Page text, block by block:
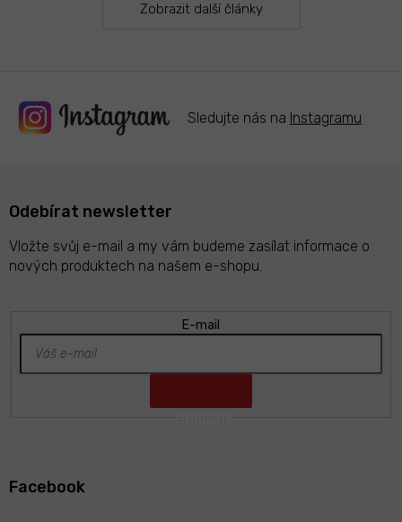
Zobrazit další články
Sledujte nás na Instagramu
Odebírat newsletter
Vložte svůj e-mail a my vám budeme zasílat informace o
nových produktech na našem e-shopu.
E-mail
Facebook